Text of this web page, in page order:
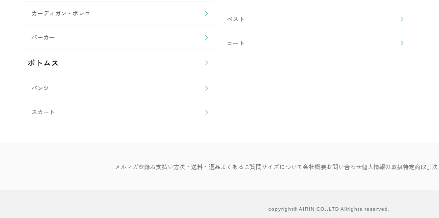
カーディガン・ボレロ
パーカー
ボトムス
パンツ
スカート
ベスト
コート
メルマガ登録お支払い方法・送料・返品よくあるご質問サイズについて会社概要お問い合わせ個人情報の取扱特定商取引
copyright© AIRIN CO.,LTD Allrights reserved.